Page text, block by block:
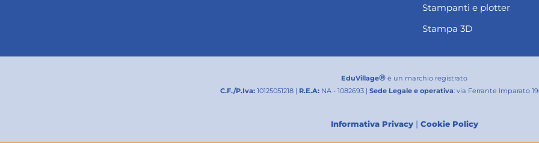
Stampanti e plotter
Stampa 3D
EduVillage® è un marchio registrato
C.F./P.Iva: 10125051218 | R.E.A: NA - 1082693 | Sede Legale e operativa: via Ferrante Imparato
Informativa Privacy| Cookie Policy